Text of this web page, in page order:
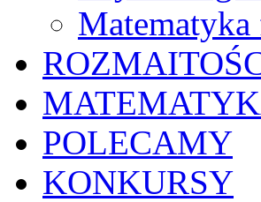
POLECAMY
KONKURSY